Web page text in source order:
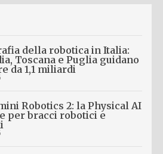
della robotica in Italia:
Toscana e Puglia guidano
da 1,1 miliardi
Robotics 2: la Physical AI
per bracci robotici e